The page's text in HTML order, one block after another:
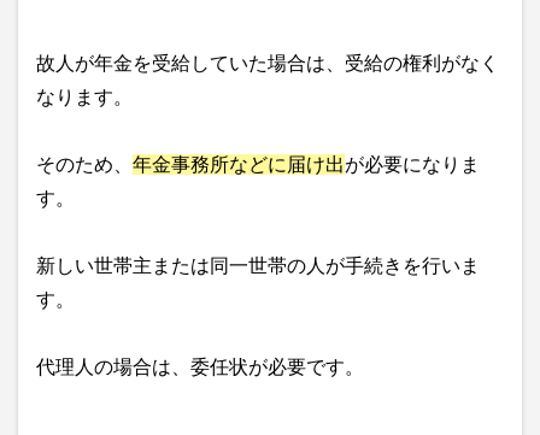
故人が年金を受給していた場合は、受給の権利がなく
なります。
そのため、 年金事務所などに届け出が必要になりま
す。
新しい世帯主または同一世帯の人が手続きを行いま
す。
代理人の場合は、委任状が必要です。